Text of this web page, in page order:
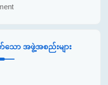
ော အဖွဲ့အစည်းများ